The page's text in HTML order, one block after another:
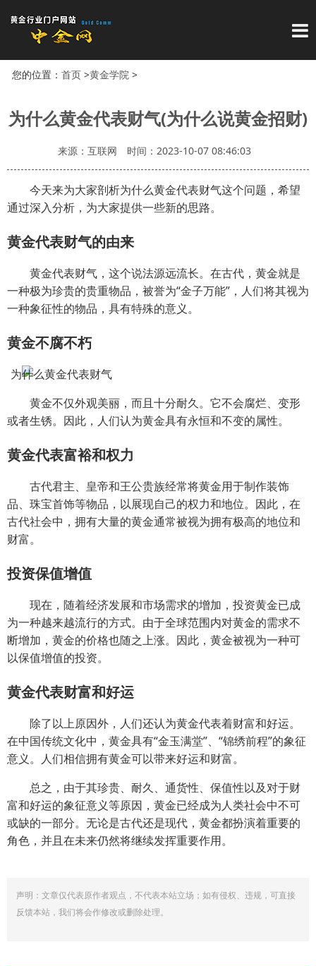
导
您的位置： 首页>黄金学院 >
为什么黄金代表财气(为什么说黄金招财)
来源：互联网 时间：2023-10-07 08:46:03
今天来为大家剖析为什么黄金代表财气这个问题，希望
通过深入分析，为大家提供一些新的思路。
黄金代表财气的由来
黄金代表财气，这个说法源远流长。在古代，黄金就是
一种极为珍贵的贵重物品，被誉为“金子万能”，人们将其视为
一种象征性的物品，具有特殊的意义。
黄金不腐不朽
黄金不仅外观美丽，而且十分耐久。它不会腐烂、变形
或者生锈。因此，人们认为黄金具有永恒和不变的属性。
黄金代表富裕和权力
古代君主、皇帝和王公贵族经常将黄金用于制作装饰
品、珠宝首饰等物品，以展现自己的权力和地位。因此，在
古代社会中，拥有大量的黄金通常被视为拥有极高的地位和
财富。
投资保值增值
现在，随着经济发展和市场需求的增加，投资黄金已成
为一种越来越流行的方式。由于全球范围内对黄金的需求不
断增加，黄金的价格也随之上涨。因此，黄金被视为一种可
以保值增值的投资。
黄金代表财富和好运
除了以上原因外，人们还认为黄金代表着财富和好运。
在中国传统文化中，黄金具有“金玉满堂”、“锦绣前程”的象征
意义。人们相信拥有黄金可以带来好运和财富。
总之，由于其珍贵、耐久、通货性、保值性以及对于财
富和好运的象征意义等原因，黄金已经成为人类社会中不可
或缺的一部分。无论是古代还是现代，黄金都扮演着重要的
角色，并且在未来仍然将继续发挥重要作用。
声明：文章仅代表原作者观点，不代表本站立场；如有侵权、违规，可直接
反馈本站，我们将会作修改或删除处理。